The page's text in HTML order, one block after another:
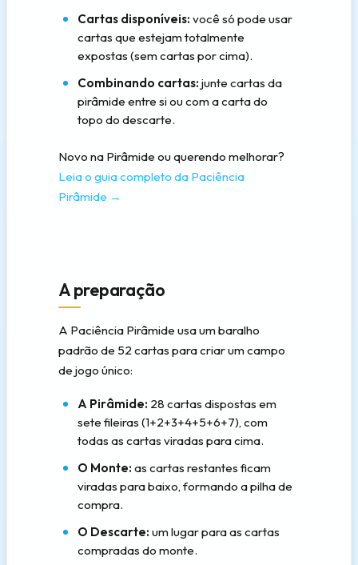
Cartas disponíveis: você só pode usar
cartas que estejam totalmente
expostas (sem cartas por cima).
Combinando cartas: junte cartas da
pirâmide entre si ou com a carta do
topo do descarte.
Novo na Pirâmide ou querendo melhorar?
Leia o guia completo da Paciência
Pirâmide →
A preparação
A Paciência Pirâmide usa um baralho
padrão de 52 cartas para criar um campo
de jogo único:
A Pirâmide: 28 cartas dispostas em
sete fileiras (1+2+3+4+5+6+7), com
todas as cartas viradas para cima.
O Monte: as cartas restantes ficam
viradas para baixo, formando a pilha de
compra.
O Descarte: um lugar para as cartas
compradas do monte.